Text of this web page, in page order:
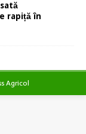
rapiță în
Agricol